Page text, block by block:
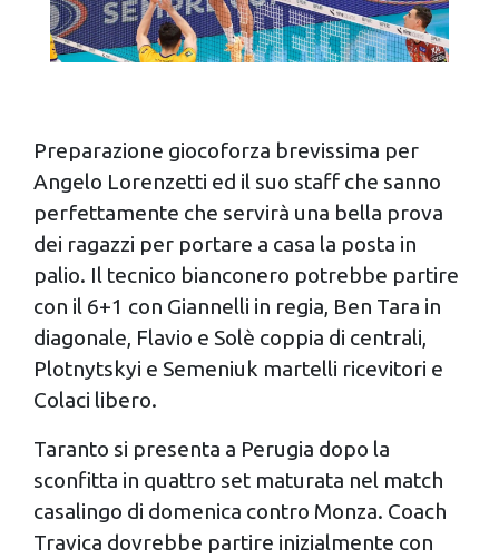
con altre informazioni che hai fornito loro o che hanno
raccolto dal tuo utilizzo dei loro servizi.
Preparazione giocoforza brevissima per
Angelo Lorenzetti ed il suo staff che sanno
perfettamente che servirà una bella prova
dei ragazzi per portare a casa la posta in
palio. Il tecnico bianconero potrebbe partire
con il 6+1 con Giannelli in regia, Ben Tara in
diagonale, Flavio e Solè coppia di centrali,
Plotnytskyi e Semeniuk martelli ricevitori e
Colaci libero.
Taranto si presenta a Perugia dopo la
sconfitta in quattro set maturata nel match
casalingo di domenica contro Monza. Coach
Travica dovrebbe partire inizialmente con